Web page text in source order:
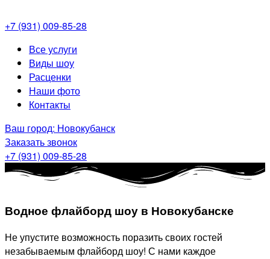
+7 (931) 009-85-28
МенюВсе услуги
Виды шоу
Расценки
Наши фото
Контакты
Ваш город: Новокубанск
Заказать звонок
+7 (931) 009-85-28
Водное флайборд шоу в Новокубанске
Не упустите возможность поразить своих гостей
незабываемым флайборд шоу! С нами каждое